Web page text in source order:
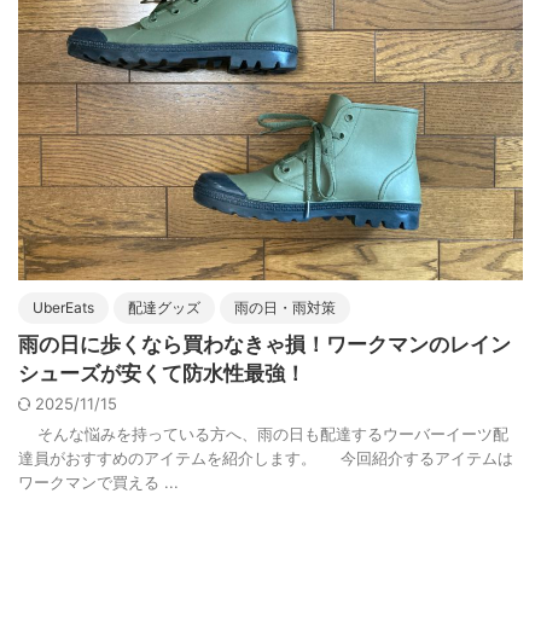
UberEats 配達グッズ 雨の日・雨対策
雨の日に歩くなら買わなきゃ損！ワークマンのレイン
シューズが安くて防水性最強！
2025/11/15
そんな悩みを持っている方へ、雨の日も配達するウーバーイーツ配
達員がおすすめのアイテムを紹介します。 今回紹介するアイテムは
ワークマンで買える ...